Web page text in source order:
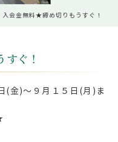
入会金無料★締め切りもうすぐ！
ぐ！
(金)～９月１５日(月)ま